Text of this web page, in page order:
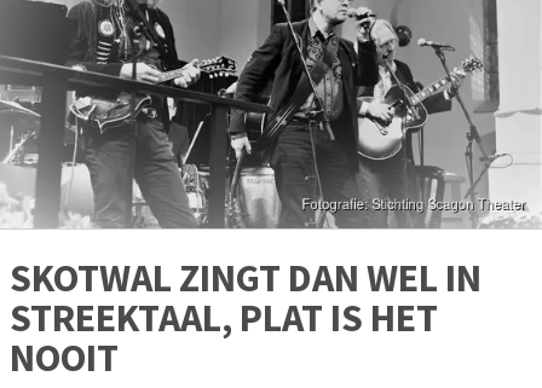
SKOTWAL ZINGT DAN WEL IN
STREEKTAAL, PLAT IS HET
NOOIT